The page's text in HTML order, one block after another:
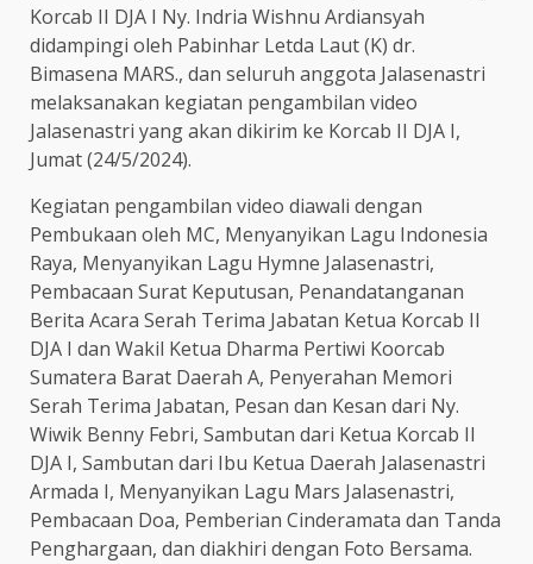
Korcab II DJA I Ny. Indria Wishnu Ardiansyah
didampingi oleh Pabinhar Letda Laut (K) dr.
Bimasena MARS., dan seluruh anggota Jalasenastri
melaksanakan kegiatan pengambilan video
Jalasenastri yang akan dikirim ke Korcab II DJA I,
Jumat (24/5/2024).
Kegiatan pengambilan video diawali dengan
Pembukaan oleh MC, Menyanyikan Lagu Indonesia
Raya, Menyanyikan Lagu Hymne Jalasenastri,
Pembacaan Surat Keputusan, Penandatanganan
Berita Acara Serah Terima Jabatan Ketua Korcab II
DJA I dan Wakil Ketua Dharma Pertiwi Koorcab
Sumatera Barat Daerah A, Penyerahan Memori
Serah Terima Jabatan, Pesan dan Kesan dari Ny.
Wiwik Benny Febri, Sambutan dari Ketua Korcab II
DJA I, Sambutan dari Ibu Ketua Daerah Jalasenastri
Armada I, Menyanyikan Lagu Mars Jalasenastri,
Pembacaan Doa, Pemberian Cinderamata dan Tanda
Penghargaan, dan diakhiri dengan Foto Bersama.